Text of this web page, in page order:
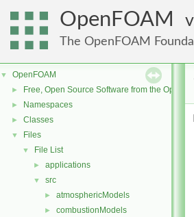
OpenFOAM
The OpenFOAM
▼ OpenFOAM
► Free, Open Source Software from the
► Namespaces
► Classes
▼ Files
▼ File List
► applications
▼ src
► atmosphericModels
► combustionModels